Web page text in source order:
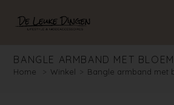
BANGLE ARMBAND MET
Home > Winkel > Bangle armband met